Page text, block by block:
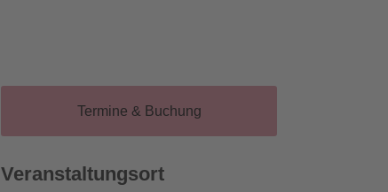
Termine & Buchung
Veranstaltungsort